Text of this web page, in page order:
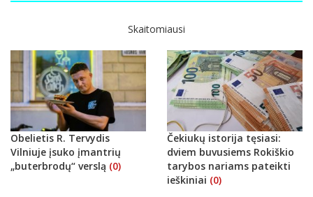
Skaitomiausi
Obelietis R. Tervydis
Vilniuje įsuko įmantrių
„buterbrodų“ verslą (0)
Čekiukų istorija tęsiasi:
dviem buvusiems Rokiškio
tarybos nariams pateikti
ieškiniai (0)